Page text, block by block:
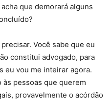
que demorará alguns
Você sabe que eu
constitui advogado, para
eu vou me inteirar agora.
pessoas que querem
provavelmente o acórdão